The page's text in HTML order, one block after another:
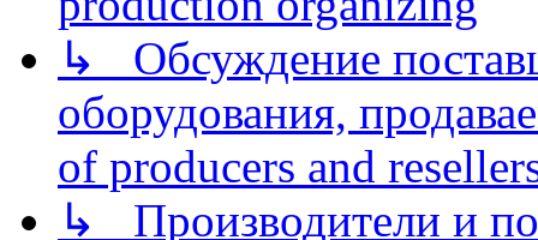
↳ Обсуждение
оборудования,
of producers and
↳ Производители и